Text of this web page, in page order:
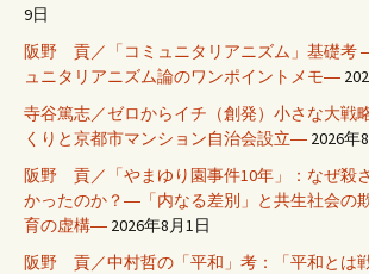
9日
阪野 貢／「コミュニタリアニズム」基礎考
ュニタリアニズム論のワンポイントメモ―
寺谷篤志／ゼロからイチ（創発）小さな大戦
くりと京都市マンション自治会設立― 2026年
阪野 貢／「やまゆり園事件10年」：なぜ殺
かったのか？―「内なる差別」と共生社会の
育の虚構― 2026年8月1日
阪野 貢／中村哲の「平和」考：「平和とは